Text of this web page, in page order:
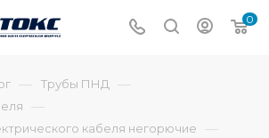
0
— Трубы ПНД —
—
кабеля негорючие —